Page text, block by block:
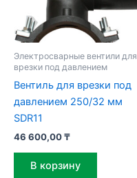
Электросварные вентили для
врезки под давлением
Вентиль для врезки под
давлением 250/32 мм
SDR11
46 600,00₸
В корзину